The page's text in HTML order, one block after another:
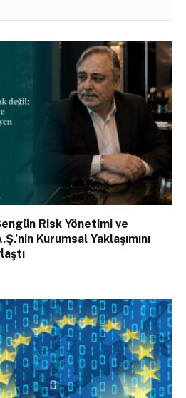
Risk Yönetimi ve
Kurumsal Yaklaşımını